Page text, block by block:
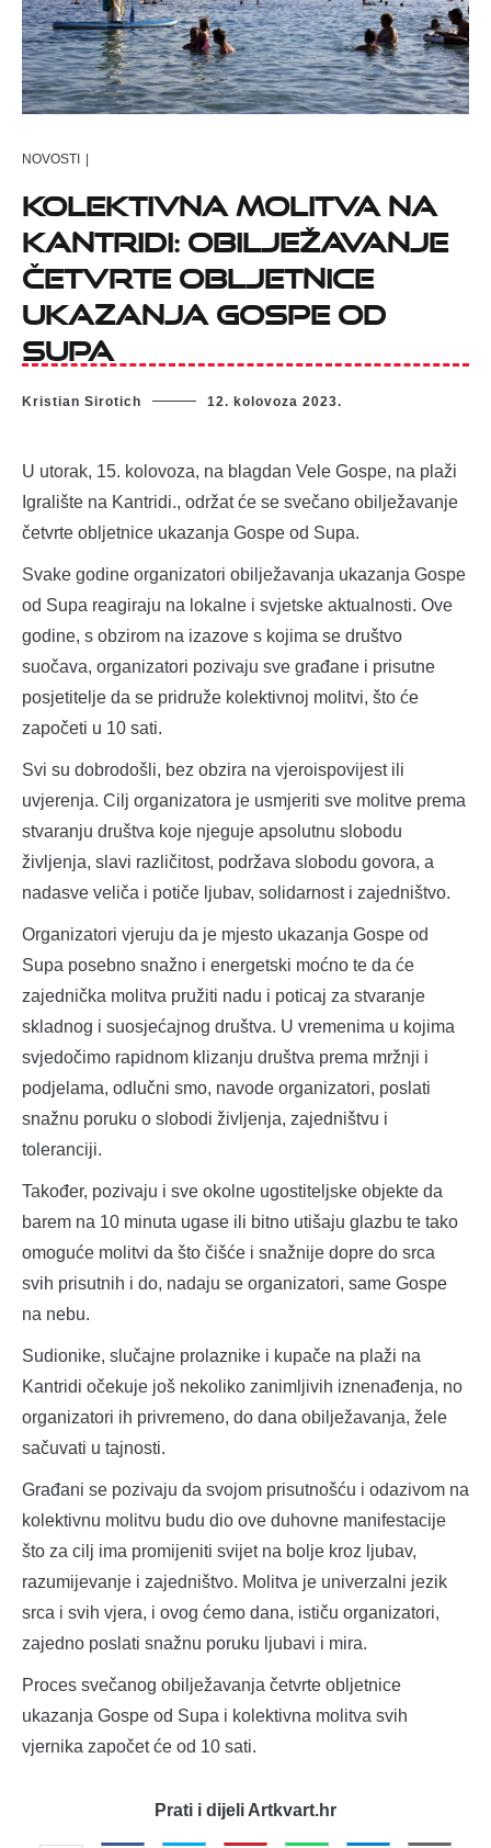
NOVOSTI |
Kolektivna molitva na
Kantridi: obilježavanje
četvrte obljetnice
ukazanja Gospe od
Supa
Kristian Sirotich 12. kolovoza 2023.
U utorak, 15. kolovoza, na blagdan Vele Gospe, na plaži
Igralište na Kantridi., održat će se svečano obilježavanje
četvrte obljetnice ukazanja Gospe od Supa.
Svake godine organizatori obilježavanja ukazanja Gospe
od Supa reagiraju na lokalne i svjetske aktualnosti. Ove
godine, s obzirom na izazove s kojima se društvo
suočava, organizatori pozivaju sve građane i prisutne
posjetitelje da se pridruže kolektivnoj molitvi, što će
započeti u 10 sati.
Svi su dobrodošli, bez obzira na vjeroispovijest ili
uvjerenja. Cilj organizatora je usmjeriti sve molitve prema
stvaranju društva koje njeguje apsolutnu slobodu
življenja, slavi različitost, podržava slobodu govora, a
nadasve veliča i potiče ljubav, solidarnost i zajedništvo.
Organizatori vjeruju da je mjesto ukazanja Gospe od
Supa posebno snažno i energetski moćno te da će
zajednička molitva pružiti nadu i poticaj za stvaranje
skladnog i suosjećajnog društva. U vremenima u kojima
svjedočimo rapidnom klizanju društva prema mržnji i
podjelama, odlučni smo, navode organizatori, poslati
snažnu poruku o slobodi življenja, zajedništvu i
toleranciji.
Također, pozivaju i sve okolne ugostiteljske objekte da
barem na 10 minuta ugase ili bitno utišaju glazbu te tako
omoguće molitvi da što čišće i snažnije dopre do srca
svih prisutnih i do, nadaju se organizatori, same Gospe
na nebu.
Sudionike, slučajne prolaznike i kupače na plaži na
Kantridi očekuje još nekoliko zanimljivih iznenađenja, no
organizatori ih privremeno, do dana obilježavanja, žele
sačuvati u tajnosti.
Građani se pozivaju da svojom prisutnošću i odazivom na
kolektivnu molitvu budu dio ove duhovne manifestacije
što za cilj ima promijeniti svijet na bolje kroz ljubav,
razumijevanje i zajedništvo. Molitva je univerzalni jezik
srca i svih vjera, i ovog ćemo dana, ističu organizatori,
zajedno poslati snažnu poruku ljubavi i mira.
Proces svečanog obilježavanja četvrte obljetnice
ukazanja Gospe od Supa i kolektivna molitva svih
vjernika započet će od 10 sati.
Prati i dijeli Artkvart.hr